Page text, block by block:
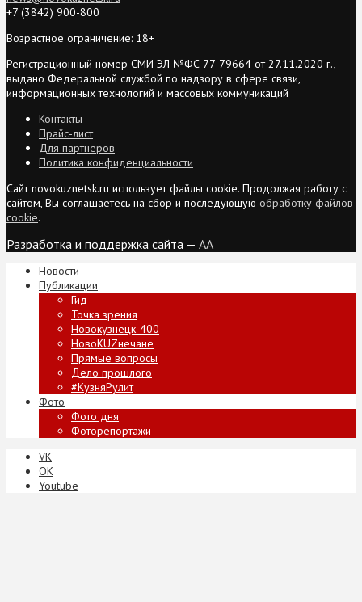
+7 (3842) 900-800
Возрастное ограничение: 18+
Регистрационный номер СМИ ЭЛ №ФС 77-79664 от 27.11.2020 г.,
выдано Федеральной службой по надзору в сфере связи,
информационных технологий и массовых коммуникаций
Контакты
Прайс-лист
Для партнеров
Политика конфиденциальности
Сайт novokuznetsk.ru использует файлы cookie. Продолжая работу с
сайтом, Вы соглашаетесь на сбор и последующую обработку файлов
cookie.
Разработка и поддержка сайта — AA
Новости
Публикации
Гид
Точка зрения
Новокузнецк-400
НовоKUZнечане
Прямые вопросы
Дело прошлого
#КузняРулит
Фото
Фото дня
Фоторепортажи
VK
ОК
Youtube